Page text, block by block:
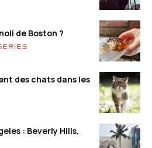
de Boston ?
des chats dans les
: Beverly Hills,